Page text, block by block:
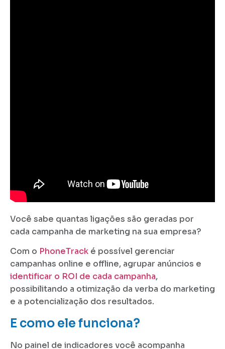
Você sabe quantas ligações são geradas por
cada campanha de marketing na sua empresa?
Com o PhoneTrack é possível gerenciar
campanhas online e offline, agrupar anúncios e
identificar o ROI de cada campanha,
possibilitando a otimização da verba do marketing
e a potencialização dos resultados.
E como ele funciona?
No painel de indicadores você acompanha